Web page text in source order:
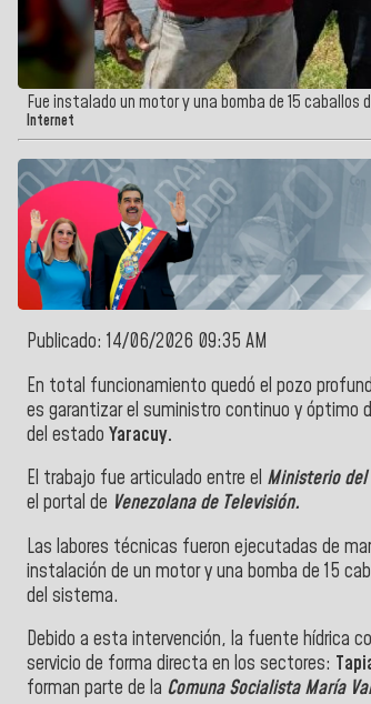
Fue instalado un motor y una bomba de 15
Internet
Publicado: 14/06/2026 09:35 AM
En total funcionamiento quedó el pozo
es garantizar el suministro continuo y óptimo
del estado Yaracuy.
El trabajo fue articulado entre el Ministerio del
el portal de Venezolana de Televisión.
Las labores técnicas fueron ejecutadas de
instalación de un motor y una bomba de 15
del sistema.
Debido a esta intervención, la fuente hídrica
servicio de forma directa en los sectores:
forman parte de la Comuna Socialista María